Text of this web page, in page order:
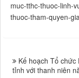
muc-tthc-thuoc-linh-
thuoc-tham-quyen-
Kế hoạch Tổ chức
tỉnh với thanh niên